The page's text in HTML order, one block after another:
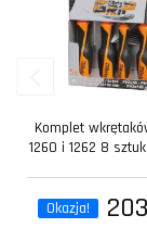
Komplet
1260 i 1262 8
Okazja!